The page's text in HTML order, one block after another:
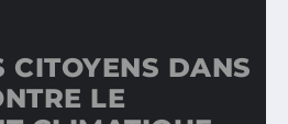
CITOYENS DANS
LE